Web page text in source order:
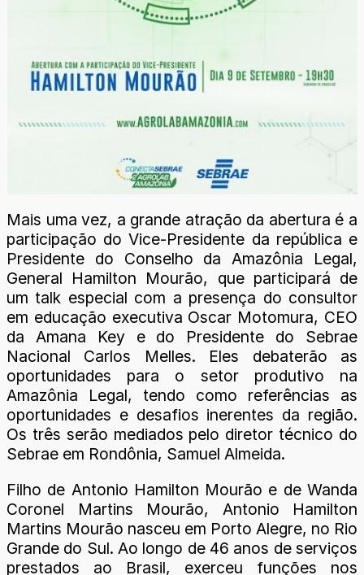
Mais uma vez, a grande atração da abertura é a
participação do Vice-Presidente da república e
Presidente do Conselho da Amazônia Legal,
General Hamilton Mourão, que participará de
um talk especial com a presença do consultor
em educação executiva Oscar Motomura, CEO
da Amana Key e do Presidente do Sebrae
Nacional Carlos Melles. Eles debaterão as
oportunidades para o setor produtivo na
Amazônia Legal, tendo como referências as
oportunidades e desafios inerentes da região.
Os três serão mediados pelo diretor técnico do
Sebrae em Rondônia, Samuel Almeida.
Filho de Antonio Hamilton Mourão e de Wanda
Coronel Martins Mourão, Antonio Hamilton
Martins Mourão nasceu em Porto Alegre, no Rio
Grande do Sul. Ao longo de 46 anos de serviços
prestados ao Brasil, exerceu funções nos